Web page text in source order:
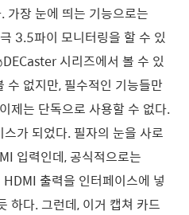
가장 눈에 띄는 기능으로는
3.5파이 모니터링을 할 수 있
시리즈에서 볼 수 있
수 없지만, 필수적인 기능들만
제는 단독으로 사용할 수 없다.
가 되었다. 필자의 눈을 사로
입력인데, 공식적으로는
출력을 인터페이스에 넣
하다. 그런데, 이거 캡쳐 카드